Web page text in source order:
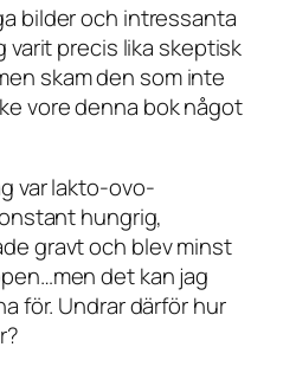
bilder och intressanta
varit precis lika skeptisk
skam den som inte
vore denna bok något
var lakto-ovo-
hungrig,
gravt och blev minst
det kan jag
för. Undrar därför hur